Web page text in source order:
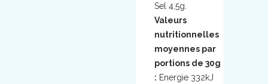
Sel 4,5g.
Valeurs
nutritionnelles
moyennes par
portions de 30g
: Energie 332kJ